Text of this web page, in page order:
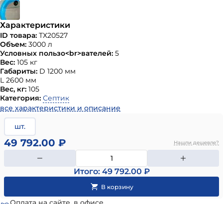
Характеристики
ID товара: ТХ20527
Объем: 3000 л
Условных пользо<br>вателей: 5
Вес: 105 кг
Габариты: D 1200 мм
L 2600 мм
Вес, кг: 105
Категория: Септик
все характеристики и описание
шт.
49 792.00 ₽ Нашли дешевле?
Итого: 49 792.00 ₽